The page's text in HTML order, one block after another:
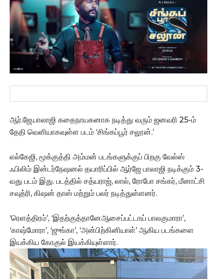
ஆர்.ஜே.பாலாஜி கதைநாயகனாக நடித்து வரும் ஜனவரி 25-ம்
தேதி வெளியாகவுள்ள படம் ‘சிங்கப்பூர் சலூன்.’
எல்கேஜி, மூக்குத்தி அம்மன் படங்களுக்குப் பிறகு வேல்ஸ்
ஃபிலிம் இன்டர்நேஷனல் தயாரிப்பில் ஆர்ஜே பாலாஜி நடிக்கும் 3-
வது படம் இது. படத்தில் சத்யராஜ், லால், ரோபோ சங்கர், மீனாட்சி
சவுத்ரி, கிஷன் தாஸ் மற்றும் பலர் நடித்துள்ளனர்.
‘ரெளத்திரம்’, ‘இதற்குத்தானேஆசைப்பட்டாய் பாலகுமாரா’,
‘காஷ்மோரா’, ‘ஜுங்கா’, ‘அன்பிற்கினியாள்’ ஆகிய படங்களை
இயக்கிய கோகுல் இயக்கியுள்ளார்.